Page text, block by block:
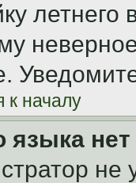
к началу
языка
не